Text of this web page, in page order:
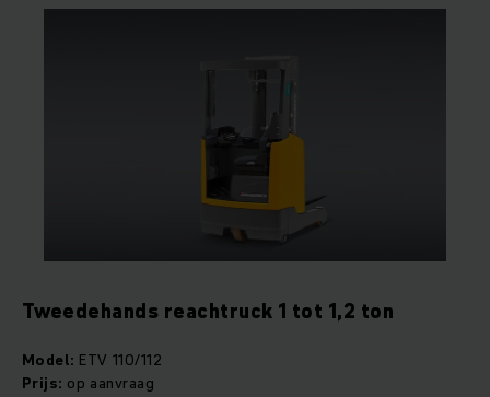
Tweedehands reachtruck 1 tot 1,2 ton
Model: ETV 110/112
Prijs: op aanvraag